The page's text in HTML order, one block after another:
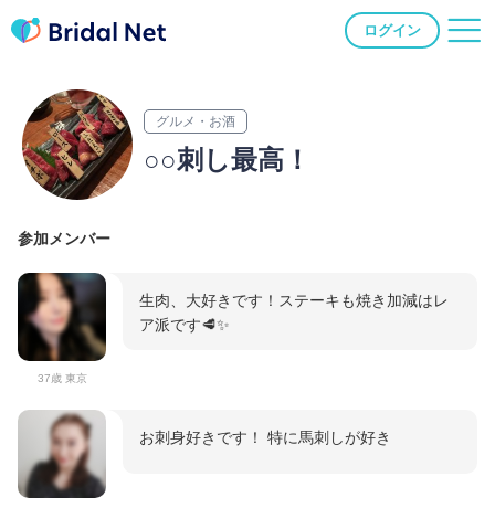
ログイン
グルメ・お酒
○○刺し最高！
参加メンバー
37歳 東京
生肉、大好きです！ステーキも焼き加減はレ
ア派です🥩✨
お刺身好きです！ 特に馬刺しが好き